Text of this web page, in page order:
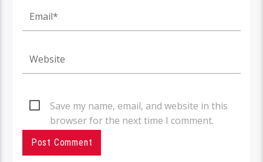
Save my name, email, and website in this
browser for the next time I comment.